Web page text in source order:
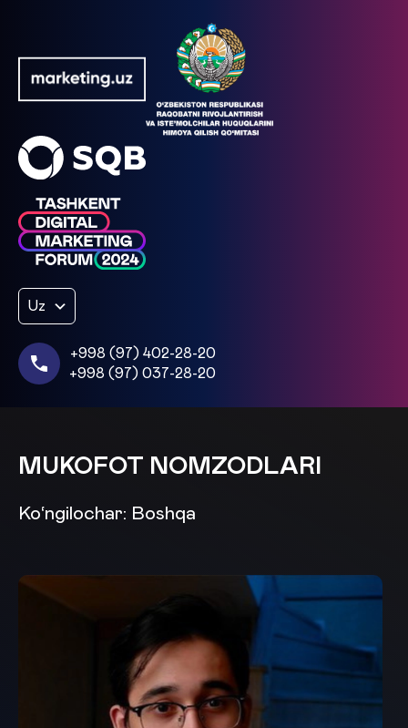
Uz
+998 (97) 402-28-20
+998 (97) 037-28-20
MUKOFOT NOMZODLARI
Ko‘ngilochar: Boshqa